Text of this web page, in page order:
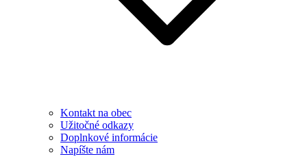
Kontakt na obec
Užitočné odkazy
Doplnkové informácie
Napíšte nám